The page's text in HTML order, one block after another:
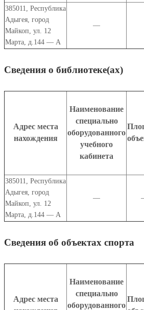
385011
Республика
Адыгея город
Майкоп ул. 12
Марта, д.144 — А
—
Сведения о библиотеке(ах)
Адрес места
нахождения
Наименование
специально
оборудованного
учебного
кабинета
385011
Республика
Адыгея город
Майкоп ул. 12
Марта, д.144 — А
—
Сведения об объектах спорта
Адрес места
Наименование
специально
оборудованного